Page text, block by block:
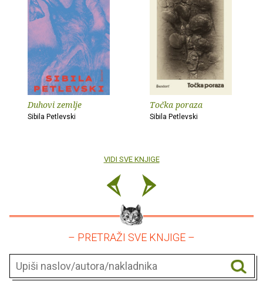
Duhovi zemlje
Sibila Petlevski
Točka poraza
Sibila Petlevski
VIDI SVE KNJIGE
– PRETRAŽI SVE KNJIGE –